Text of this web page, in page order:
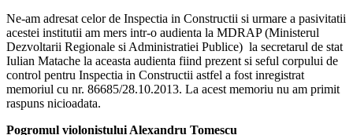
Ne-am adresat celor de Inspectia in Constructii si urmare a pasivitatii
acestei institutii am mers intr-o audienta la MDRAP (Ministerul
Dezvoltarii Regionale si Administratiei Publice) la secretarul de stat
Iulian Matache la aceasta audienta fiind prezent si seful corpului de
control pentru Inspectia in Constructii astfel a fost inregistrat
memoriul cu nr. 86685/28.10.2013. La acest memoriu nu am primit
raspuns nicioadata.
Pogromul violonistului Alexandru Tomescu